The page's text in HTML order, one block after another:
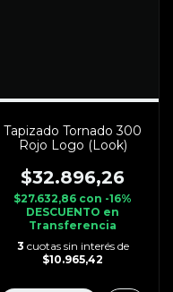
Tapizado Tornado 300
Rojo Logo (Look)
$32.896,26
$27.632,86 con -16%
DESCUENTO en
Transferencia
3 cuotas sin interés de
$10.965,42